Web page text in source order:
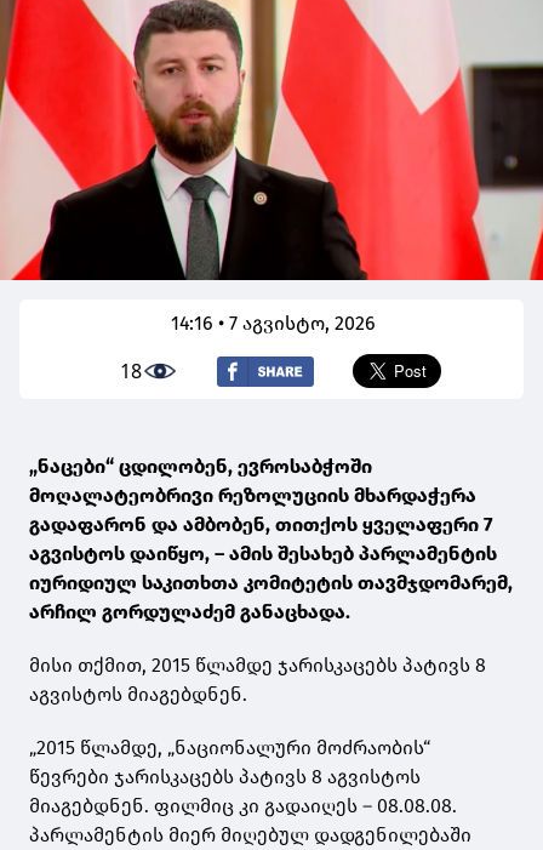
14:16 • 7 აგვისტო, 2026
18
„ნაცები“ ცდილობენ, ევროსაბჭოში
მოღალატეობრივი რეზოლუციის მხარდაჭერა
გადაფარონ და ამბობენ, თითქოს ყველაფერი 7
აგვისტოს დაიწყო, – ამის შესახებ პარლამენტის
იურიდიულ საკითხთა კომიტეტის თავმჯდომარემ,
არჩილ გორდულაძემ განაცხადა.
მისი თქმით, 2015 წლამდე ჯარისკაცებს პატივს 8
აგვისტოს მიაგებდნენ.
„2015 წლამდე, „ნაციონალური მოძრაობის“
წევრები ჯარისკაცებს პატივს 8 აგვისტოს
მიაგებდნენ. ფილმიც კი გადაიღეს – 08.08.08.
პარლამენტის მიერ მიღებულ დადგენილებაში